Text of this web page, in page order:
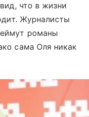
что в жизни
Журналисты
романы
сама Оля никак